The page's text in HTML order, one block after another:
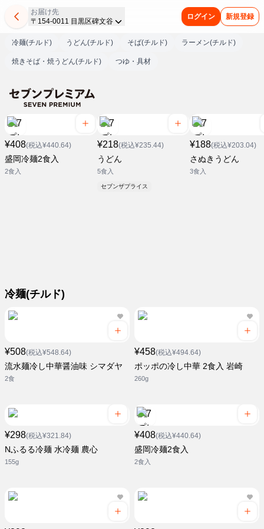
お届け先
〒154-0011 目黒区碑文谷
ログイン 新規登録
冷麺(チルド) うどん(チルド) そば(チルド) ラーメン(チルド)
焼きそば・焼うどん(チルド) つゆ・具材
¥408(税込¥440.64)
盛岡冷麺2食入
2食入
¥218(税込¥235.44)
うどん
5食入
セブンザプライス
¥188(税込¥203.04)
さぬきうどん
3食入
冷麺(チルド)
¥508(税込¥548.64)
流水麺冷し中華醤油味 シマダヤ
2食
¥458(税込¥494.64)
ポッポの冷し中華 2食入 岩崎
260g
¥298(税込¥321.84)
Nふるる冷麺 水冷麺 農心
155g
¥408(税込¥440.64)
盛岡冷麺2食入
2食入